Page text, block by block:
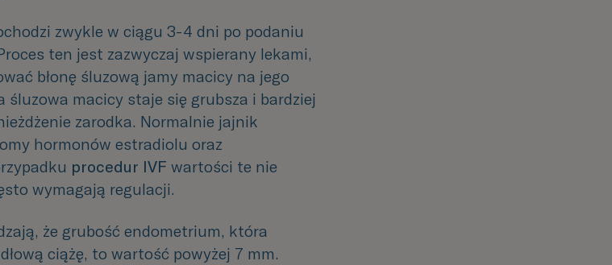
zwykle w ciągu 3-4 dni po podaniu
ten jest zazwyczaj wspierany lekami,
błonę śluzową jamy macicy na jego
śluzowa macicy staje się grubsza i bardziej
zarodka. Normalnie jajnik
hormonów estradiolu oraz
procedur IVF wartości te nie
wymagają regulacji.
że grubość endometrium, która
ciążę, to wartość powyżej 7 mm.